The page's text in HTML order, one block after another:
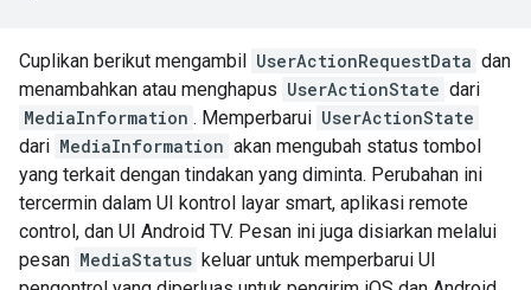
Cuplikan berikut mengambil UserActionRequestData dan
menambahkan atau menghapus UserActionState dari
MediaInformation . Memperbarui UserActionState
dari MediaInformation akan mengubah status tombol
yang terkait dengan tindakan yang diminta. Perubahan ini
tercermin dalam UI kontrol layar smart, aplikasi remote
control, dan UI Android TV. Pesan ini juga disiarkan melalui
pesan MediaStatus keluar untuk memperbarui UI